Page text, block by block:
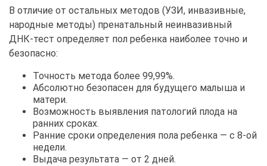
В отличие от остальных методов (УЗИ, инвазивные,
народные методы) пренатальный неинвазивный
ДНК-тест определяет пол ребенка наиболее точно и
безопасно:
Точность метода более 99,99%.
Абсолютно безопасен для будущего малыша и
матери.
Возможность выявления патологий плода на
ранних сроках.
Ранние сроки определения пола ребенка — с 8-ой
недели.
Выдача результата — от 2 дней.